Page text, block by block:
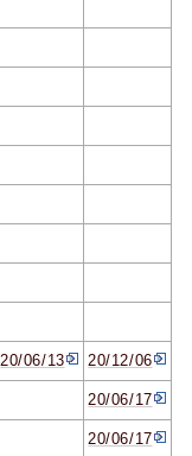
20/06/13 20/12/06
20/06/17
20/06/17